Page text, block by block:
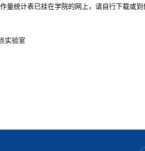
量统计表已挂在学院的网上，请自行下载或
实验室